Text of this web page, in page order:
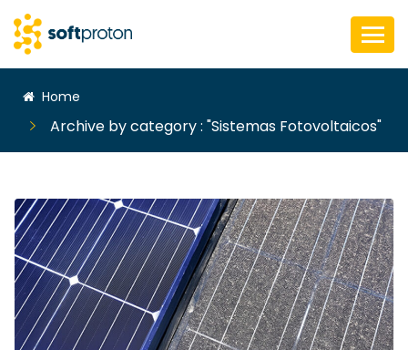
Home
Archive by category : "Sistemas Fotovoltaicos"